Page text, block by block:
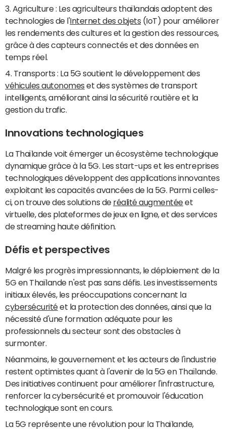
3. Agriculture : Les agriculteurs thaïlandais adoptent des
technologies de l'Internet des objets (IoT) pour améliorer
les rendements des cultures et la gestion des ressources,
grâce à des capteurs connectés et des données en
temps réel.
4. Transports : La 5G soutient le développement des
véhicules autonomes et des systèmes de transport
intelligents, améliorant ainsi la sécurité routière et la
gestion du trafic.
Innovations technologiques
La Thaïlande voit émerger un écosystème technologique
dynamique grâce à la 5G. Les start-ups et les entreprises
technologiques développent des applications innovantes
exploitant les capacités avancées de la 5G. Parmi celles-
ci, on trouve des solutions de réalité augmentéeet
virtuelle, des plateformes de jeux en ligne, et des services
de streaming haute définition.
Défis et perspectives
Malgré les progrès impressionnants, le déploiement de la
5G en Thaïlande n'est pas sans défis. Les investissements
initiaux élevés, les préoccupations concernant la
cybersécuritéet la protection des données, ainsi que la
nécessité d'une formation adéquate pour les
professionnels du secteur sont des obstacles à
surmonter.
Néanmoins, le gouvernement et les acteurs de l'industrie
restent optimistes quant à l'avenir de la 5G en Thaïlande.
Des initiatives continuent pour améliorer l'infrastructure,
renforcer la cybersécurité et promouvoir l'éducation
technologique sont en cours.
La 5G représente une révolution pour la Thaïlande,